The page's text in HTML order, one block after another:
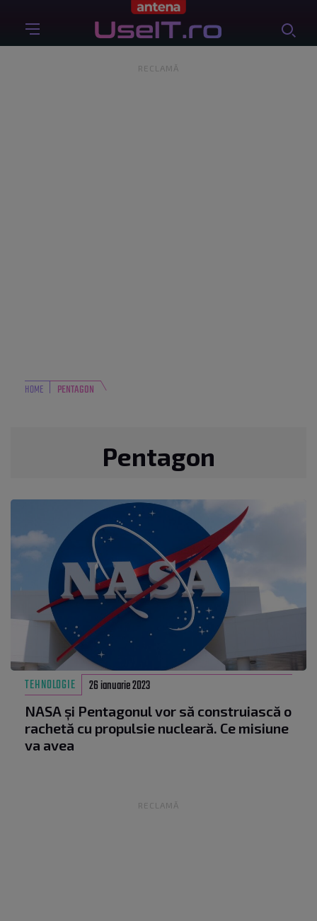
RECLAMĂ
HOME PENTAGON
Pentagon
TEHNOLOGIE 26 ianuarie 2023
NASA și Pentagonul vor să construiască o
rachetă cu propulsie nucleară. Ce misiune
va avea
RECLAMĂ